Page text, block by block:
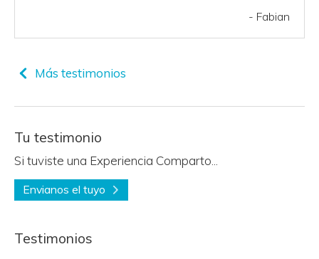
- Fabian
Más testimonios
Tu testimonio
Si tuviste una Experiencia Comparto...
Envianos el tuyo
Testimonios